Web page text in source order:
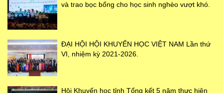
và trao bọc bổng cho học sinh nghèo vượt khó.
ĐẠI HỘI HỘI KHUYẾN HỌC VIỆT NAM Lần thứ
VI, nhiệm kỳ 2021-2026.
Hội Khuyến học tỉnh Tổng kết 5 năm thực hiện